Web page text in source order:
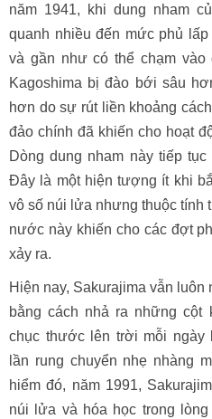
năm 1941, khi dung nham
quanh nhiều đến mức phủ
và gần như có thể chạm vào
Kagoshima bị đào bới sâu
hơn do sự rút liền khoảng
đảo chính đã khiến cho hoạt
Dòng dung nham này tiếp
Đây là một hiện tượng ít khi
vô số núi lửa nhưng thuộc tính
nước này khiến cho các đợt
xảy ra.
Hiện nay, Sakurajima vẫn
bằng cách nhả ra những cột
chục thước lên trời mỗi ngày
lần rung chuyển nhẹ nhàng
hiểm đó, năm 1991,
núi lửa và hóa học trong